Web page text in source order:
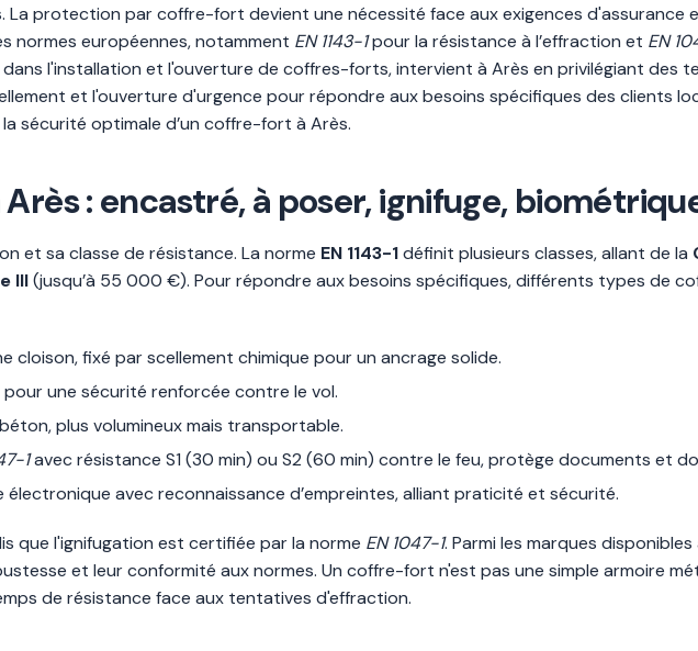
La protection par coffre-fort devient une nécessité face aux exigences d'assurance
normes européennes, notamment EN 1143-1pour la résistance à l’effraction et EN
l'installation et l'ouverture de coffres-forts, intervient à Arès en privilégiant des
et l'ouverture d'urgence pour répondre aux besoins spécifiques des clients
sécurité optimale d’un coffre-fort à Arès.
: encastré, à poser, ignifuge,
et sa classe de résistance. La norme EN 1143-1définit plusieurs classes, allant de la
III(jusqu’à 55 000 €). Pour répondre aux besoins spécifiques, différents types de
cloison, fixé par scellement chimique pour un ancrage solide.
pour une sécurité renforcée contre le vol.
plus volumineux mais transportable.
1avec résistance S1 (30 min) ou S2 (60 min) contre le feu, protège documents et
électronique avec reconnaissance d’empreintes, alliant praticité et sécurité.
que l'ignifugation est certifiée par la norme EN 1047-1. Parmi les marques
et leur conformité aux normes. Un coffre-fort n'est pas une simple armoire
de résistance face aux tentatives d'effraction.